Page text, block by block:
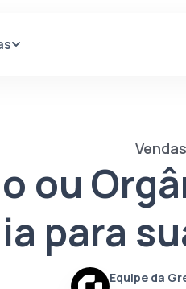
Vendas
ou
para
Equipe da